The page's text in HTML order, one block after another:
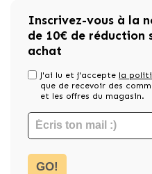
Inscrivez-vous à la
de 10€ de réduction
achat
J'ai lu et j'accepte la
que de recevoir des
et les offres du magasin.
GO!